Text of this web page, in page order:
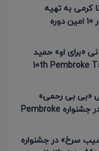
کرمی به تهیه
کنندگی «کیانوش عیاری» در 10 امین دوره
«برای او» حمید
زرگرنژاد در جشنواره 10th Pembroke Taparelli
«بی بی رحمی»
مهدی بوستانی شهربابکی در جشنواره Pembroke
سرخ» در جشنواره